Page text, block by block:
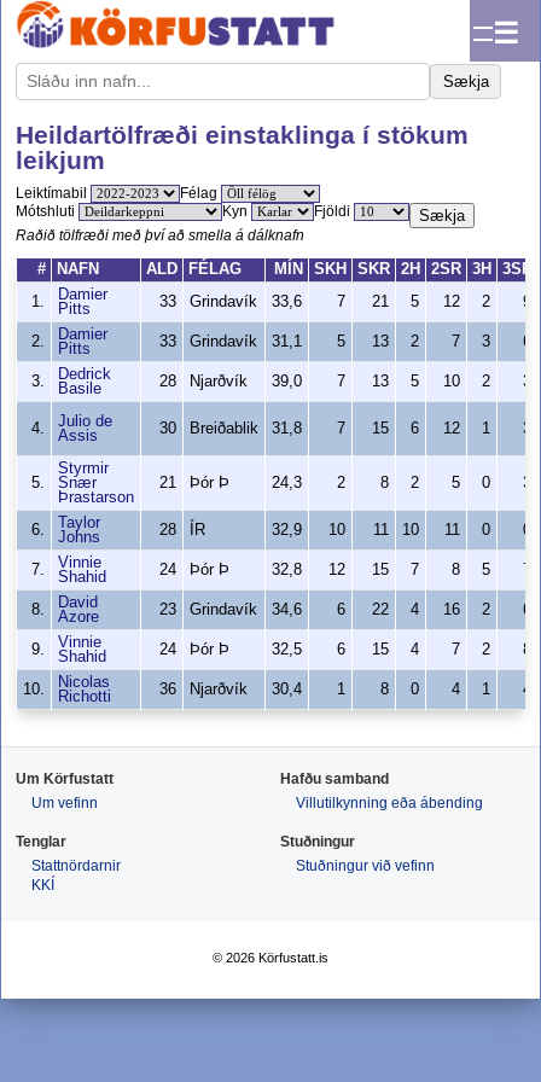
☰
Sækja
Heildartölfræði einstaklinga í stökum
leikjum
Leiktímabil
Félag
Mótshluti
Kyn Fjöldi Sækja
Raðið tölfræði með því að smella á dálknafn
#
NAFN ALD FÉLAG MÍN SKH SKR 2H 2SR 3H
3SR
1.
Damier
Pitts
33 Grindavík 33,6 7 21 5 12 2 9
2.
Damier
Pitts
33 Grindavík 31,1 5 13 2 7 3 6
3.
Dedrick
Basile
28 Njarðvík 39,0 7 13 5 10 2 3
4.
Julio de
Assis
30 Breiðablik 31,8 7 15 6 12 1 3
5.
Styrmir
Snær
Þrastarson
21 Þór Þ 24,3 2 8 2 5 0 3
6.
Taylor
Johns
28 ÍR 32,9 10 11 10 11 0 0
7.
Vinnie
Shahid
24 Þór Þ 32,8 12 15 7 8 5
8.
David
Azore
23 Grindavík 34,6 6 22 4 16 2 6
9.
Vinnie
Shahid
24 Þór Þ 32,5 6 15 4 7 2 8
10.
Nicolas
Richotti
36 Njarðvík 30,4 1 8 0 4 1 4
Um Körfustatt
Um vefinn
Hafðu samband
Villutilkynning eða ábending
Tenglar
Stattnördarnir
KKÍ
Stuðningur
Stuðningur við vefinn
© 2026 Körfustatt.is